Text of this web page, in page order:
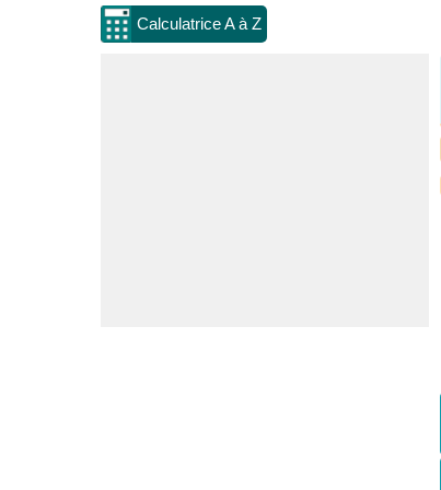
Calculatrice A à Z